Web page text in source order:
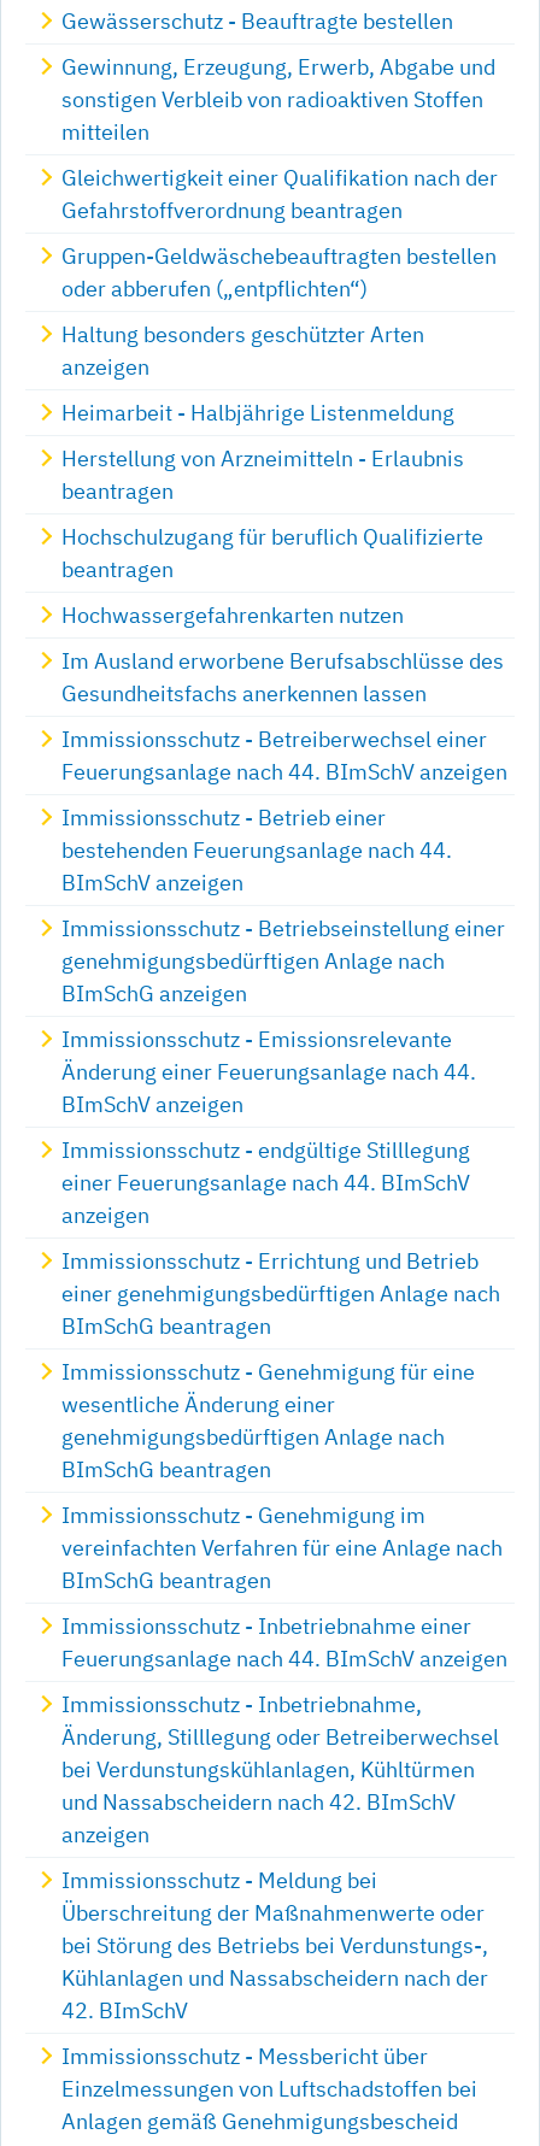
Gewässerschutz - Beauftragte bestellen
Gewinnung, Erzeugung, Erwerb, Abgabe und
sonstigen Verbleib von radioaktiven Stoffen
mitteilen
Gleichwertigkeit einer Qualifikation nach der
Gefahrstoffverordnung beantragen
Gruppen-Geldwäschebeauftragten bestellen
oder abberufen („entpflichten“)
Haltung besonders geschützter Arten
anzeigen
Heimarbeit - Halbjährige Listenmeldung
Herstellung von Arzneimitteln - Erlaubnis
beantragen
Hochschulzugang für beruflich Qualifizierte
beantragen
Hochwassergefahrenkarten nutzen
Im Ausland erworbene Berufsabschlüsse des
Gesundheitsfachs anerkennen lassen
Immissionsschutz - Betreiberwechsel einer
Feuerungsanlage nach 44. BImSchV anzeigen
Immissionsschutz - Betrieb einer
bestehenden Feuerungsanlage nach 44.
BImSchV anzeigen
Immissionsschutz - Betriebseinstellung einer
genehmigungsbedürftigen Anlage nach
BImSchG anzeigen
Immissionsschutz - Emissionsrelevante
Änderung einer Feuerungsanlage nach 44.
BImSchV anzeigen
Immissionsschutz - endgültige Stilllegung
einer Feuerungsanlage nach 44. BImSchV
anzeigen
Immissionsschutz - Errichtung und Betrieb
einer genehmigungsbedürftigen Anlage nach
BImSchG beantragen
Immissionsschutz - Genehmigung für eine
wesentliche Änderung einer
genehmigungsbedürftigen Anlage nach
BImSchG beantragen
Immissionsschutz - Genehmigung im
vereinfachten Verfahren für eine Anlage nach
BImSchG beantragen
Immissionsschutz - Inbetriebnahme einer
Feuerungsanlage nach 44. BImSchV anzeigen
Immissionsschutz - Inbetriebnahme,
Änderung, Stilllegung oder Betreiberwechsel
bei Verdunstungskühlanlagen, Kühltürmen
und Nassabscheidern nach 42. BImSchV
anzeigen
Immissionsschutz - Meldung bei
Überschreitung der Maßnahmenwerte oder
bei Störung des Betriebs bei Verdunstungs-,
Kühlanlagen und Nassabscheidern nach der
42. BImSchV
Immissionsschutz - Messbericht über
Einzelmessungen von Luftschadstoffen bei
Anlagen gemäß Genehmigungsbescheid